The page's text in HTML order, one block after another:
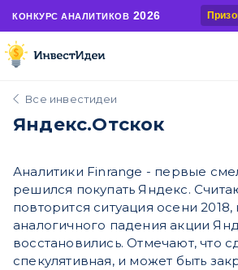
КОНКУРС АНАЛИТИКОВ 2026
Все инвестидеи
Яндекс.Отскок
Аналитики Finrange - первые
решился покупать Яндекс.
повторится ситуация осени 2018,
аналогичного падения акции
восстановились. Отмечают, что
спекулятивная, и может быть